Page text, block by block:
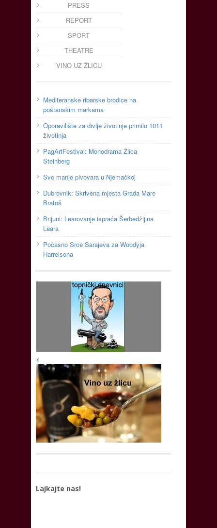
PRESS
REPORT
SPORT
THEATRE
VINO UZ ŽLICU
Mediteranske ribarske brodice na
poštanskim markama
Oporavilište za divlje životinje primilo 1011
životinja
PagArtFestival: Monodrama Žlica
Steinberg
Sve manje pivovara u Njemačkoj
Dubrovnik: Skrivena mjesta Grada Mare
Bratoš
Brijuni: Learovanje ispraća Šerbedžijina
Leara
Počasno Srce Sarajeva za Woodyja
Harrelsona
<
Lajkajte nas!